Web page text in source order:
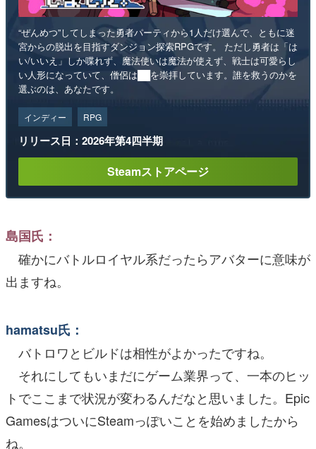
“ぜんめつ”してしまった勇者パーティから1人だけ選んで、ともに迷
宮からの脱出を目指すダンジョン探索RPGです。 ただし勇者は「は
い/いいえ」しか喋れず、魔法使いは魔法が使えず、戦士は可愛らし
い人形になっていて、僧侶は██を崇拝しています。誰を救うのかを
選ぶのは、あなたです。
インディー RPG
リリース日：2026年第4四半期
Steamストアページ
島国氏：
確かにバトルロイヤル系だったらアバターに意味が
出ますね。
hamatsu氏：
バトロワとビルドは相性がよかったですね。
それにしてもいまだにゲーム業界って、一本のヒッ
トでここまで状況が変わるんだなと思いました。Epic
GamesはついにSteamっぽいことを始めましたから
ね。